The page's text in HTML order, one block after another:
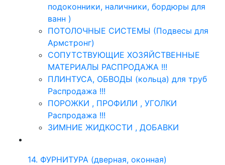
подоконники, наличники, бордюры для
ванн )
ПОТОЛОЧНЫЕ СИСТЕМЫ (Подвесы для
Армстронг)
СОПУТСТВУЮЩИЕ ХОЗЯЙСТВЕННЫЕ
МАТЕРИАЛЫ РАСПРОДАЖА !!!
ПЛИНТУСА, ОБВОДЫ (кольца) для труб
Распродажа !!!
ПОРОЖКИ , ПРОФИЛИ , УГОЛКИ
Распродажа !!!
ЗИМНИЕ ЖИДКОСТИ , ДОБАВКИ
14. ФУРНИТУРА (дверная, оконная)